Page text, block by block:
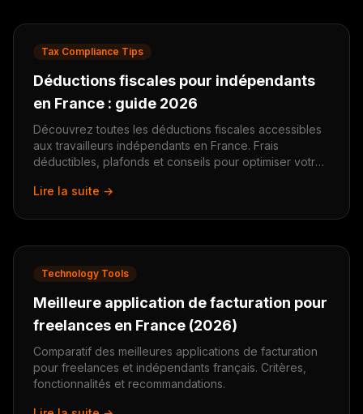
Tax Compliance Tips
Déductions fiscales pour indépendants
en France : guide 2026
Découvrez toutes les déductions fiscales accessibles
aux travailleurs indépendants en France. Frais
déductibles, plafonds et conseils pour optimiser votre
Lire la suite →
Technology Tools
Meilleure application de facturation pour
freelances en France (2026)
Comparatif des meilleures applications de facturation
pour freelances et indépendants français. Critères,
fonctionnalités et recommandations.